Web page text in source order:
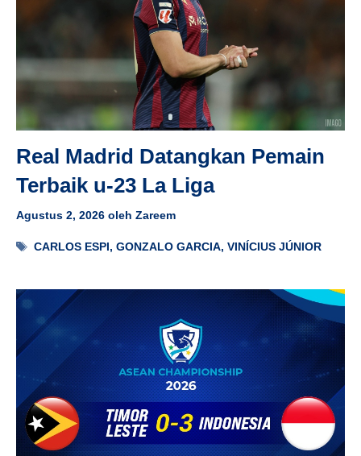
Real Madrid Datangkan Pemain
Terbaik u-23 La Liga
Agustus 2, 2026 oleh Zareem
Tag
CARLOS ESPI,GONZALO GARCIA,VINÍCIUS JÚNIOR